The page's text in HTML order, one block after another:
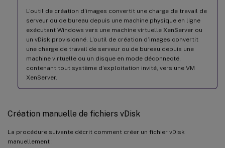
L’outil de création d’images convertit une charge de travail de
serveur ou de bureau depuis une machine physique en ligne
exécutant Windows vers une machine virtuelle XenServer ou
un vDisk provisionné. L’outil de création d’images convertit
une charge de travail de serveur ou de bureau depuis une
machine virtuelle ou un disque en mode déconnecté,
contenant tout système d’exploitation invité, vers une VM
XenServer.
Création manuelle de fichiers vDisk
La procédure suivante décrit comment créer un fichier vDisk
manuellement :